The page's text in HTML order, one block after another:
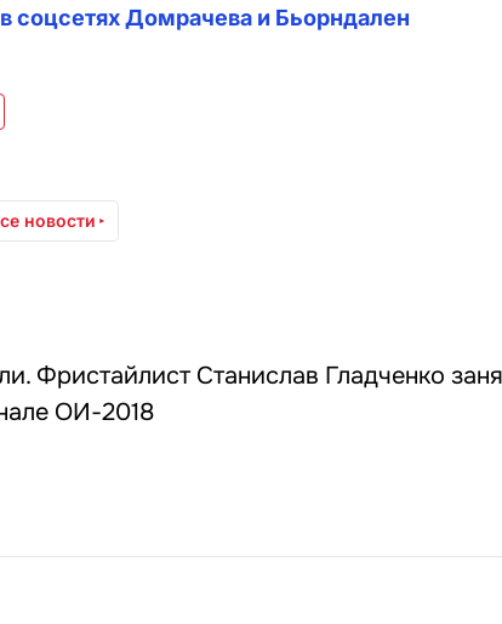
соцсетях Домрачева и Бьорндален
новости
Фристайлист Станислав Гладченко
ОИ-2018